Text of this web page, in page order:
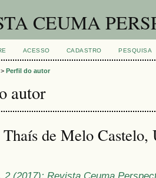
CEUMA
ACESSO CADASTRO PESQUISA
> Perfil do autor
autor
de Melo Castelo,
2 (2017): Revista Ceuma